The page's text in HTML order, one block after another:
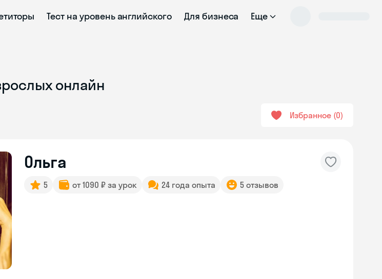
Тест на уровень английского Для бизнеса Еще
онлайн
Избранное 0
Ольга
5 от 1090 ₽ за урок 24 года опыта 5 отзывов